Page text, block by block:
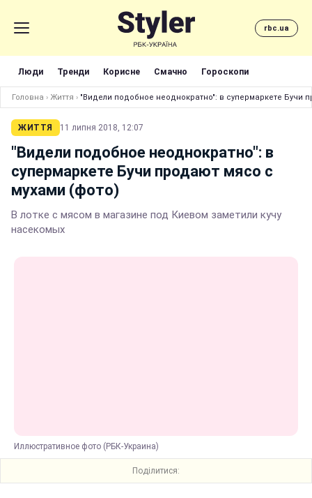
rbc.ua
Люди Тренди Корисне Смачно Гороскопи
Головна › Життя › "Видели подобное неоднократно": в супермаркете Бучи
ЖИТТЯ 11 липня 2018, 12:07
"Видели подобное неоднократно": в
супермаркете Бучи продают мясо с
мухами (фото)
В лотке с мясом в магазине под Киевом заметили кучу
насекомых
Иллюстративное фото (РБК-Украина)
Поділитися: